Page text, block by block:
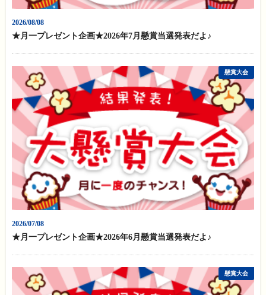
2026/08/08
★月一プレゼント企画★2026年7月懸賞当選発表だよ♪
2026/07/08
★月一プレゼント企画★2026年6月懸賞当選発表だよ♪
懸賞大会
懸賞大会